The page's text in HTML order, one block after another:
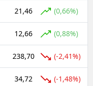
21,46 (0,66%)
12,66 (0,88%)
238,70 (-2,41%)
34,72 (-1,48%)